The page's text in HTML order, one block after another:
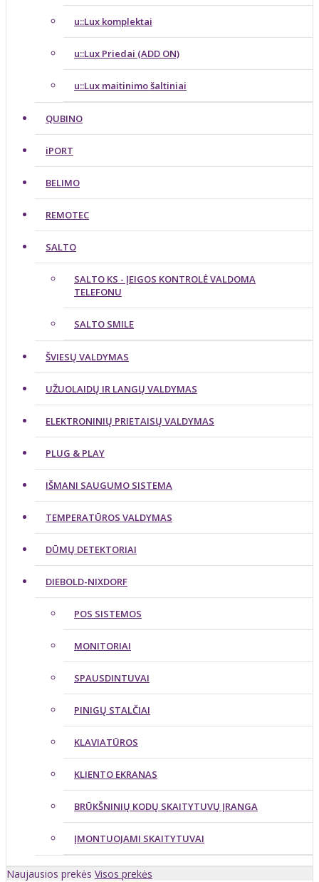
u::Lux komplektai
u::Lux Priedai (ADD ON)
u::Lux maitinimo šaltiniai
QUBINO
iPORT
BELIMO
REMOTEC
SALTO
SALTO KS - ĮEIGOS KONTROLĖ VALDOMA
TELEFONU
SALTO SMILE
ŠVIESŲ VALDYMAS
UŽUOLAIDŲ IR LANGŲ VALDYMAS
ELEKTRONINIŲ PRIETAISŲ VALDYMAS
PLUG & PLAY
IŠMANI SAUGUMO SISTEMA
TEMPERATŪROS VALDYMAS
DŪMŲ DETEKTORIAI
DIEBOLD-NIXDORF
POS SISTEMOS
MONITORIAI
SPAUSDINTUVAI
PINIGŲ STALČIAI
KLAVIATŪROS
KLIENTO EKRANAS
BRŪKŠNINIŲ KODŲ SKAITYTUVŲ ĮRANGA
ĮMONTUOJAMI SKAITYTUVAI
Naujausios prekės Visos prekės